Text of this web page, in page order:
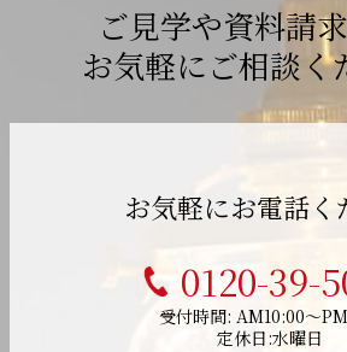
ご見学や資料請求
お気軽にご相談く
お気軽にお電話く
0120-39-
受付時間: AM10:00～
定休日:水曜日